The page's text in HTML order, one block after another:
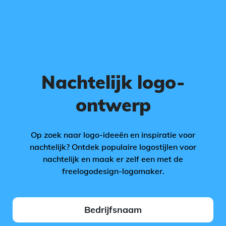
Nachtelijk logo-
ontwerp
Op zoek naar logo-ideeën en inspiratie voor
nachtelijk? Ontdek populaire logostijlen voor
nachtelijk en maak er zelf een met de
freelogodesign-logomaker.